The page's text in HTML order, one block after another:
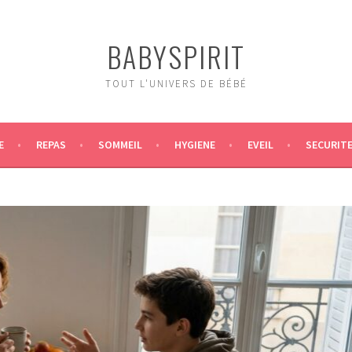
BABYSPIRIT
TOUT L'UNIVERS DE BÉBÉ
REPAS SOMMEIL HYGIENE EVEIL SECURITE